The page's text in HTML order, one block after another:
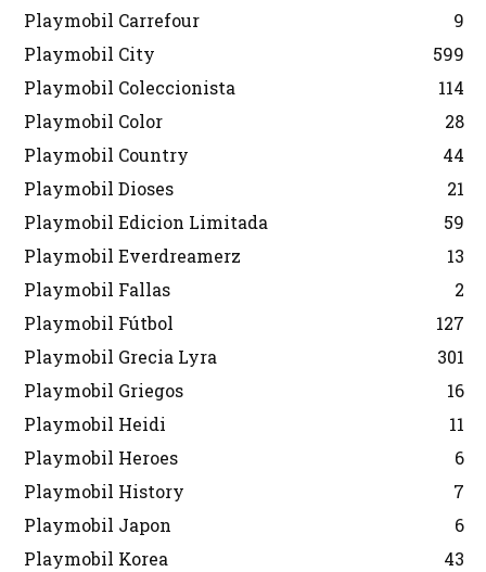
Playmobil Carrefour
9
Playmobil City
599
Playmobil Coleccionista
114
Playmobil Color
28
Playmobil Country
44
Playmobil Dioses
21
Playmobil Edicion Limitada
59
Playmobil Everdreamerz
13
Playmobil Fallas
2
Playmobil Fútbol
127
Playmobil Grecia Lyra
301
Playmobil Griegos
16
Playmobil Heidi
11
Playmobil Heroes
6
Playmobil History
7
Playmobil Japon
6
Playmobil Korea
43